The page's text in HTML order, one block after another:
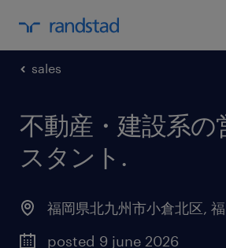
sales
不動産・建設系の
スタント .
福岡県北九州市小倉北区,
posted 9 june 2026